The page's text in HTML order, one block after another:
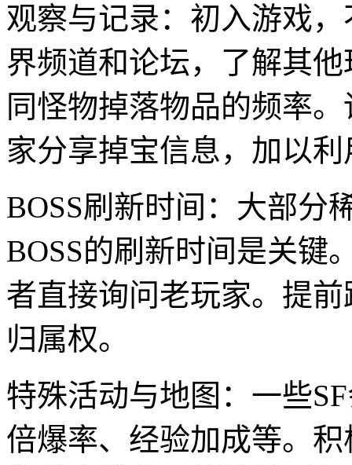
观察与记录：初入游戏
界频道和论坛，了解其
同怪物掉落物品的频率
家分享掉宝信息，加以利
BOSS刷新时间：大部分
BOSS的刷新时间是关键
者直接询问老玩家。提
归属权。
特殊活动与地图：一些
倍爆率、经验加成等。